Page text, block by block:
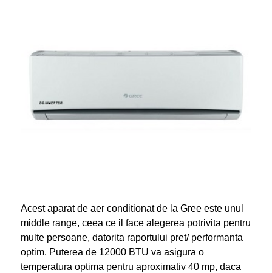
Acest aparat de aer conditionat de la Gree este unul
middle range, ceea ce il face alegerea potrivita pentru
multe persoane, datorita raportului pret/ performanta
optim. Puterea de 12000 BTU va asigura o
temperatura optima pentru aproximativ 40 mp, daca